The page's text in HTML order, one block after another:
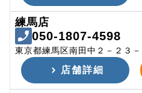
練馬店
050-1807-4598
東京都練馬区南田中２－２３－
店舗詳細